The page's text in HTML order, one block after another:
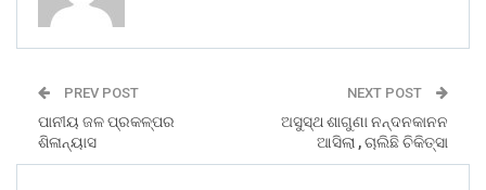
PREV POST
ପାନୀୟ ଜଳ ପ୍ରକଳ୍ପର
ଶିଳାନ୍ୟାସ
NEXT POST
ଅସୁସ୍ଥ ଶାଗୁଣା ନନ୍ଦନକାନନ
ଆସିଲା , ଚାଲିଛି ଚିକିତ୍ସା